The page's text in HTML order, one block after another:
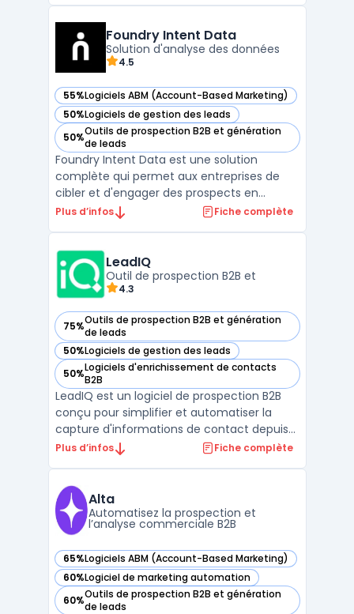
de suivre les interactions et d'analyser les
perf ...
Foundry Intent Data
Solution d'analyse des données
4.5
55%Logiciels ABM (Account-Based Marketing)
— voir Foundry Intent Data dans cette catégorie
50%Logiciels de gestion des leads
— voir Foundry Intent Data dans cette catégorie
50%Outils de prospection B2B et génération
de leads
— voir Foundry Intent Data dans cette catégorie
Foundry Intent Data est une solution
complète qui permet aux entreprises de
cibler et d'engager des prospects en
analysant leurs comportements d'achat
multiples sources, telles que le web public,
les médias sociaux, ...
Plus d’infos Fiche complète
LeadIQ
Outil de prospection B2B et
4.3
75%Outils de prospection B2B et génération
de leads
— voir LeadIQ dans cette catégorie
50%Logiciels de gestion des leads
— voir LeadIQ dans cette catégorie
50%Logiciels d'enrichissement de contacts
B2B
— voir LeadIQ dans cette catégorie
LeadIQ est un logiciel de prospection B2B
conçu pour simplifier et automatiser la
capture d'informations de contact depuis
des sources comme LinkedIn Sales
HubSpot, permettant aux équipes
commerciales d'enrichir ...
Plus d’infos Fiche complète
Alta
Automatisez la prospection et
l’analyse commerciale B2B
65%Logiciels ABM (Account-Based Marketing)
— voir Alta dans cette catégorie
60%Logiciel de marketing automation
— voir Alta dans cette catégorie
60%Outils de prospection B2B et génération
de leads
— voir Alta dans cette catégorie